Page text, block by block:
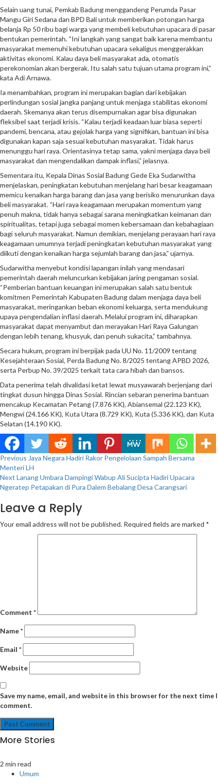
Selain uang tunai, Pemkab Badung menggandeng Perumda Pasar
Mangu Giri Sedana dan BPD Bali untuk memberikan potongan harga
belanja Rp 50 ribu bagi warga yang membeli kebutuhan upacara di pasar
bentukan pemerintah. “Ini langkah yang sangat baik karena membantu
masyarakat memenuhi kebutuhan upacara sekaligus menggerakkan
aktivitas ekonomi. Kalau daya beli masyarakat ada, otomatis
perekonomian akan bergerak. Itu salah satu tujuan utama program ini,”
kata Adi Arnawa.
Ia menambahkan, program ini merupakan bagian dari kebijakan
perlindungan sosial jangka panjang untuk menjaga stabilitas ekonomi
daerah. Skemanya akan terus disempurnakan agar bisa digunakan
fleksibel saat terjadi krisis. “Kalau terjadi keadaan luar biasa seperti
pandemi, bencana, atau gejolak harga yang signifikan, bantuan ini bisa
digunakan kapan saja sesuai kebutuhan masyarakat. Tidak harus
menunggu hari raya. Orientasinya tetap sama, yakni menjaga daya beli
masyarakat dan mengendalikan dampak inflasi,” jelasnya.
Sementara itu, Kepala Dinas Sosial Badung Gede Eka Sudarwitha
menjelaskan, peningkatan kebutuhan menjelang hari besar keagamaan
memicu kenaikan harga barang dan jasa yang berisiko menurunkan daya
beli masyarakat. “Hari raya keagamaan merupakan momentum yang
penuh makna, tidak hanya sebagai sarana meningkatkan keimanan dan
spiritualitas, tetapi juga sebagai momen kebersamaan dan kebahagiaan
bagi seluruh masyarakat. Namun demikian, menjelang perayaan hari raya
keagamaan umumnya terjadi peningkatan kebutuhan masyarakat yang
diikuti dengan kenaikan harga sejumlah barang dan jasa,” ujarnya.
Sudarwitha menyebut kondisi lapangan inilah yang mendasari
pemerintah daerah meluncurkan kebijakan jaring pengaman sosial.
“Pemberian bantuan keuangan ini merupakan salah satu bentuk
komitmen Pemerintah Kabupaten Badung dalam menjaga daya beli
masyarakat, meringankan beban ekonomi keluarga, serta mendukung
upaya pengendalian inflasi daerah. Melalui program ini, diharapkan
masyarakat dapat menyambut dan merayakan Hari Raya Galungan
dengan lebih tenang, khusyuk, dan penuh sukacita,” tambahnya.
Secara hukum, program ini berpijak pada UU No. 11/2009 tentang
Kesejahteraan Sosial, Perda Badung No. 8/2025 tentang APBD 2026,
serta Perbup No. 39/2025 terkait tata cara hibah dan bansos.
Data penerima telah divalidasi ketat lewat musyawarah berjenjang dari
tingkat dusun hingga Dinas Sosial. Rincian sebaran penerima bantuan
mencakup Kecamatan Petang (7.876 KK), Abiansemal (22.123 KK),
Mengwi (24.166 KK), Kuta Utara (8.729 KK), Kuta (5.336 KK), dan Kuta
Selatan (14.190 KK).
Continue
Reading
Previous Jaya Negara Hadiri Rakor Pengelolaan Sampah Bersama
Menteri LH
Next Lanang Umbara Dampingi Wabup Ali Sucipta Hadiri Upacara
Ngeratep Petapakan di Pura Dalem Bebalang Desa Carangsari
Leave a Reply
Your email address will not be published. Required fields are marked *
Comment *
Name*
Email *
Website
Save my name, email, and website in this browser for the next time I
comment.
More Stories
2 min read
Umum